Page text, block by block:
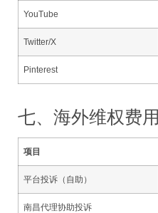
YouTube
Twitter/X
Pinterest
七、海外维权费用
项目
平台投诉（自助）
南昌代理协助投诉